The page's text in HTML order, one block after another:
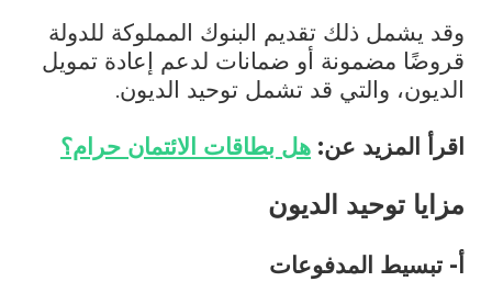
وقد يشمل ذلك تقديم البنوك المملوكة للدولة
قروضًا مضمونة أو ضمانات لدعم إعادة تمويل
الديون، والتي قد تشمل توحيد الديون.
اقرأ المزيد عن: هل بطاقات الائتمان حرام؟
مزايا توحيد الديون
أ- تبسيط المدفوعات